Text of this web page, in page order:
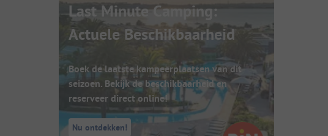
Last Minute Camping:
Actuele Beschikbaarheid
Boek de laatste kampeerplaatsen van dit
seizoen. Bekijk de beschikbaarheid en
reserveer direct online!
Nu ontdekken!